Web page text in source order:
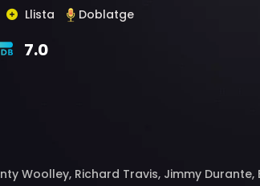
Llista Doblatge
7.0
Woolley, Richard Travis, Jimmy